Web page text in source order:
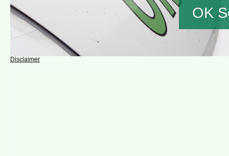
OK
Disclaimer